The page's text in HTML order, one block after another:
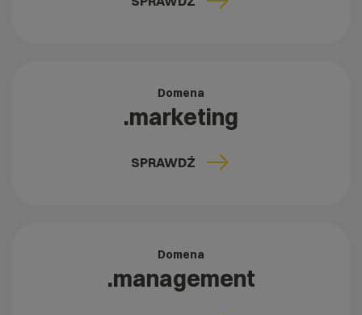
Domena
.marketing
SPRAWDŹ
Domena
.management